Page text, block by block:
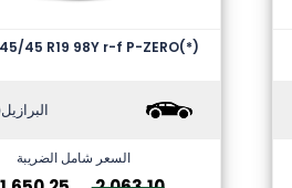
45 R19 98Y r-f P-ZERO(*)
البرازيل
السعر شامل الضريبة